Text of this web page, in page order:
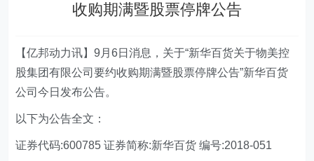
收购期满暨股票停牌公告
【亿邦动力讯】9月6日消息，关于“新华百货关于物美控
股集团有限公司要约收购期满暨股票停牌公告”新华百货
公司今日发布公告。
以下为公告全文：
证券代码:600785 证券简称:新华百货 编号:2018-051